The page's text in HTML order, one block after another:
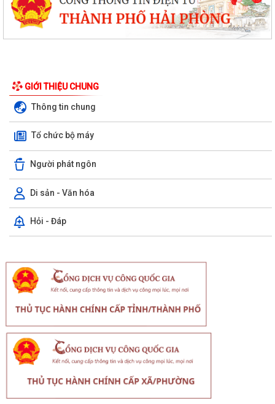
GIỚI THIỆU CHUNG
Thông tin chung
Tổ chức bộ máy
Người phát ngôn
Di sản - Văn hóa
Hỏi - Đáp